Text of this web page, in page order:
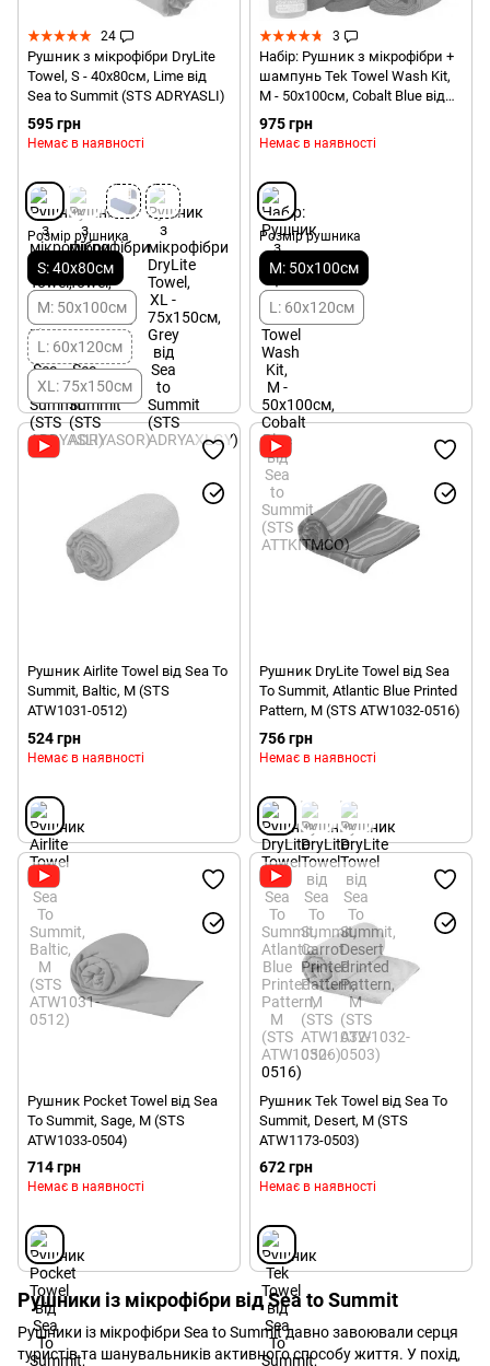
24
Рушник з мікрофібри DryLite
Towel, S - 40х80см, Lime від
Sea to Summit (STS ADRYASLI)
595 грн
Немає в наявності
Розмір рушника
S: 40х80см
M: 50х100см
L: 60х120см
XL: 75х150см
3
Набір: Рушник з мікрофібри +
шампунь Tek Towel Wash Kit,
M - 50х100см, Cobalt Blue від
Sea to Summit (STS
ATTKITMCO)
975 грн
Немає в наявності
Розмір рушника
M: 50х100см
L: 60х120см
Рушник Airlite Towel від Sea To
Summit, Baltic, M (STS
ATW1031-0512)
524 грн
Немає в наявності
Рушник DryLite Towel від Sea
To Summit, Atlantic Blue Printed
Pattern, M (STS ATW1032-0516)
756 грн
Немає в наявності
Рушник Pocket Towel від Sea
To Summit, Sage, M (STS
ATW1033-0504)
714 грн
Немає в наявності
Рушник Tek Towel від Sea To
Summit, Desert, M (STS
ATW1173-0503)
672 грн
Немає в наявності
Рушники із мікрофібри від Sea to Summit
Рушники із мікрофібри Sea to Summit давно завоювали серця
туристів та шанувальників активного способу життя. У похід,